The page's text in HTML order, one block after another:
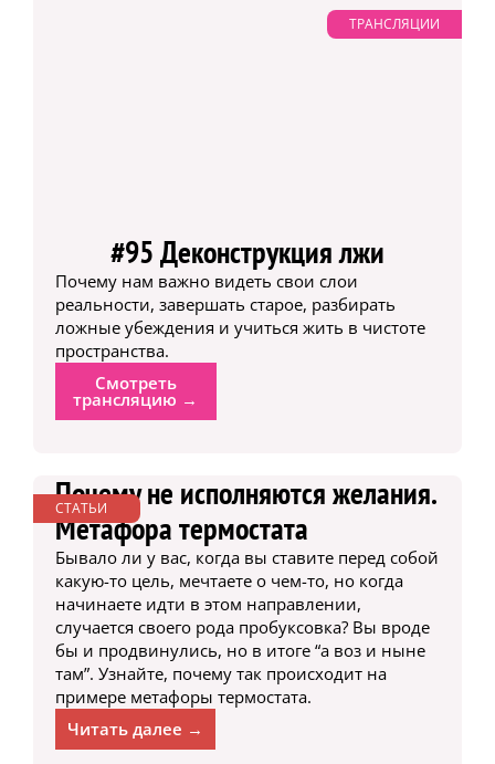
ТРАНСЛЯЦИИ
#95 Деконструкция лжи
Почему нам важно видеть свои слои
реальности, завершать старое, разбирать
ложные убеждения и учиться жить в чистоте
пространства.
Смотреть
трансляцию →
СТАТЬИ
Почему не исполняются желания.
Метафора термостата
Бывало ли у вас, когда вы ставите перед собой
какую-то цель, мечтаете о чем-то, но когда
начинаете идти в этом направлении,
случается своего рода пробуксовка? Вы вроде
бы и продвинулись, но в итоге “а воз и ныне
там”. Узнайте, почему так происходит на
примере метафоры термостата.
Читать далее →